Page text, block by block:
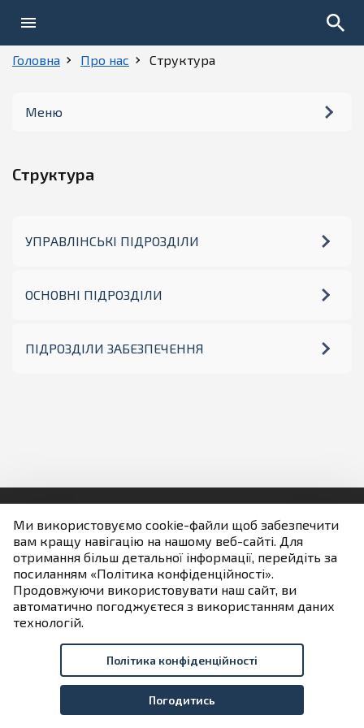
Головна Про нас Структура
Меню
УПРАВЛІНСЬКІ ПІДРОЗДІЛИ
ОСНОВНІ ПІДРОЗДІЛИ
НАЗАВЖДИ В СТРОЮ
Структура
УПРАВЛІНСЬКІ ПІДРОЗДІЛИ
ОСНОВНІ ПІДРОЗДІЛИ
ПІДРОЗДІЛИ ЗАБЕЗПЕЧЕННЯ
Ми використовуємо cookie-файли щоб забезпечити
вам кращу навігацію на нашому веб-сайті. Для
отримання більш детальної інформації, перейдіть за
посиланням «Політика конфіденційності».
Продовжуючи використовувати наш сайт, ви
автоматично погоджуєтеся з використанням даних
технологій.
Політика конфіденційності
Погодитись
Якщо не зазначено інше всі матеріали розміщені на
умовах ліцензії
Creative Commons Attribution 4.0 International license
Розробник порталу Державна ІТ-компанія «ІНФОТЕХ»
Людям із порушенням зору